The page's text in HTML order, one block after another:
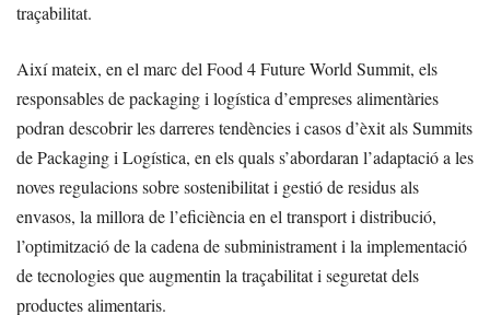
traçabilitat.
Així mateix, en el marc del Food 4 Future World Summit, els
responsables de packaging i logística d’empreses alimentàries
podran descobrir les darreres tendències i casos d’èxit als Summits
de Packaging i Logística, en els quals s’abordaran l’adaptació a les
noves regulacions sobre sostenibilitat i gestió de residus als
envasos, la millora de l’eficiència en el transport i distribució,
l’optimització de la cadena de subministrament i la implementació
de tecnologies que augmentin la traçabilitat i seguretat dels
productes alimentaris.